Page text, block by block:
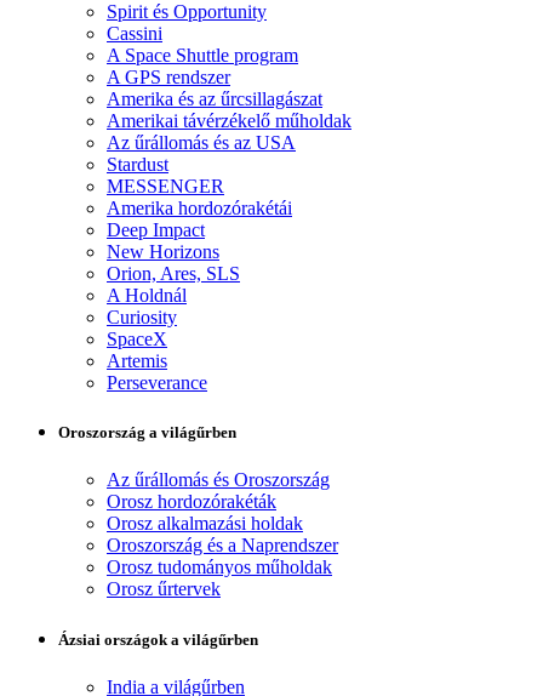
Spirit és Opportunity
Cassini
A Space Shuttle program
A GPS rendszer
Amerika és az űrcsillagászat
Amerikai távérzékelő műholdak
Az űrállomás és az USA
Stardust
MESSENGER
Amerika hordozórakétái
Deep Impact
New Horizons
Orion, Ares, SLS
A Holdnál
Curiosity
SpaceX
Artemis
Perseverance
Oroszország a világűrben
Az űrállomás és Oroszország
Orosz hordozórakéták
Orosz alkalmazási holdak
Oroszország és a Naprendszer
Orosz tudományos műholdak
Orosz űrtervek
Ázsiai országok a világűrben
India a világűrben